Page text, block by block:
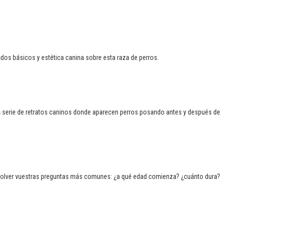
básicos y estética canina sobre esta raza de perros.
de retratos caninos donde aparecen perros posando antes y después de
vuestras preguntas más comunes: ¿a qué edad comienza? ¿cuánto dura?